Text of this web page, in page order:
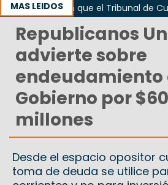
MAS LEIDOS
Piden que el Tribunal de
Republicanos
advierte sobre
endeudamiento
Gobierno por
millones
Desde el espacio opositor
toma de deuda se utilice